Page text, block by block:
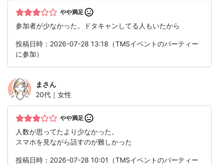
やや満足
参加者が少なかった。ドタキャンしてる人もいたから
投稿日時：2026-07-28 13:18（TMSイベントのパーティー
に参加）
ま さん
20代｜女性
やや満足
人数が思ってたより少なかった。
スマホを見ながら話すのが難しかった
投稿日時：2026-07-28 10:01（TMSイベントのパーティー